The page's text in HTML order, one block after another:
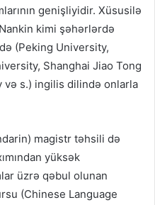
genişliyidir. Xüsusilə
kimi şəhərlərdə
(Peking University,
Shanghai Jiao Tong
və s.) ingilis dilində onlarla
magistr təhsili də
yüksək
üzrə qəbul olunan
(Chinese Language